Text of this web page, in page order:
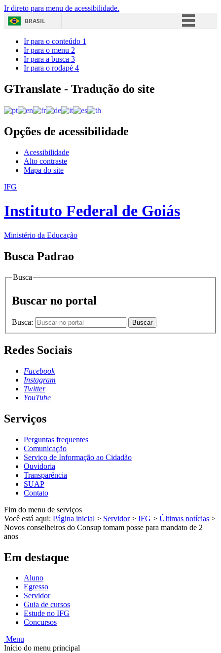
Ir direto para menu de acessibilidade.
BRASIL
Acesso à informação
Ir para o conteúdo 1
Ir para o menu 2
Ir para a busca 3
Ir para o rodapé 4
GTranslate - Tradução do site
Opções de acessibilidade
Acessibilidade
Alto contraste
Mapa do site
IFG
Instituto Federal de Goiás
Ministério da Educação
Busca Padrao
Busca
Buscar no portal
Busca: Buscar
Redes Sociais
Facebook
Instagram
Twitter
YouTube
Serviços
Perguntas frequentes
Comunicação
Serviço de Informação ao Cidadão
Ouvidoria
Transparência
SUAP
Contato
Fim do menu de serviços
Você está aqui: Página inicial > Servidor > IFG > Últimas notícias >
Novos conselheiros do Consup tomam posse para mandato de 2
anos
Em destaque
Aluno
Egresso
Servidor
Guia de cursos
Estude no IFG
Concursos
Menu
Início do menu principal